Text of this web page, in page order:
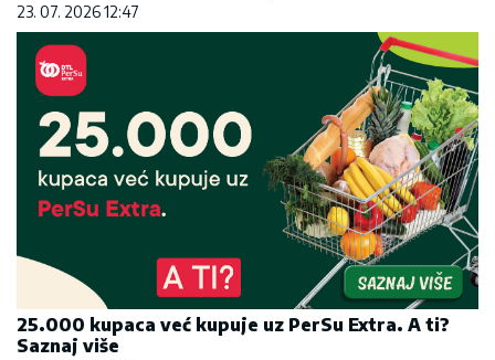
23. 07. 2026 12:47
25.000 kupaca već kupuje uz PerSu Extra. A ti?
Saznaj više